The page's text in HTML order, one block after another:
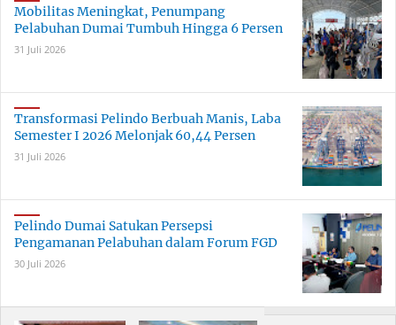
Mobilitas Meningkat, Penumpang
Pelabuhan Dumai Tumbuh Hingga 6 Persen
31 Juli 2026
Transformasi Pelindo Berbuah Manis, Laba
Semester I 2026 Melonjak 60,44 Persen
31 Juli 2026
Pelindo Dumai Satukan Persepsi
Pengamanan Pelabuhan dalam Forum FGD
30 Juli 2026